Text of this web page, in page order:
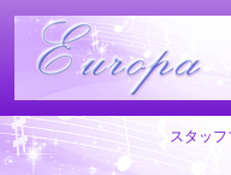
スタッフ